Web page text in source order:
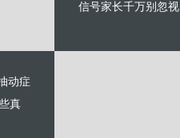
信号家长千万别忽视
动症
真